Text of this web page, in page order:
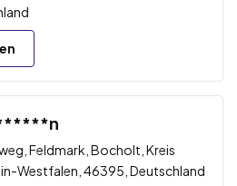
Feldmark, Bocholt, Kreis
Westfalen, 46395, Deutschland